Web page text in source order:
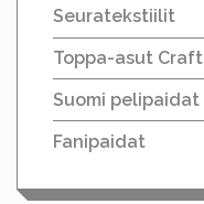
Seuratekstiilit
Toppa-asut Craft
Suomi pelipaidat
Fanipaidat